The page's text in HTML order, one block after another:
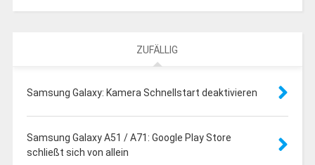
ZUFÄLLIG
Samsung Galaxy: Kamera Schnellstart deaktivieren
Samsung Galaxy A51 / A71: Google Play Store
schließt sich von allein